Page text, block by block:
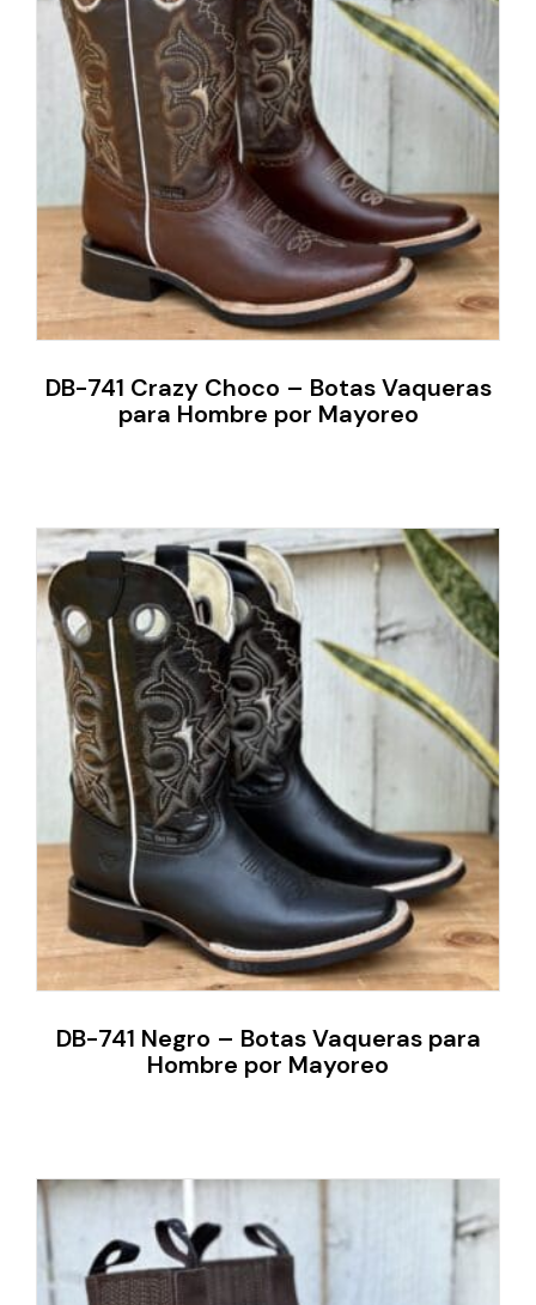
DB-741 Crazy Choco – Botas Vaqueras
para Hombre por Mayoreo
DB-741 Negro – Botas Vaqueras para
Hombre por Mayoreo